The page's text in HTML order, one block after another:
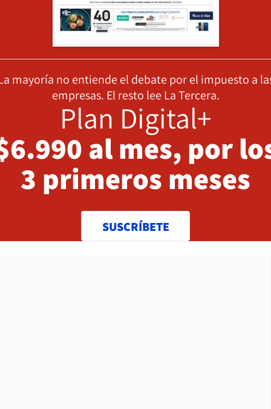
mayoría no entiende el debate por el impuesto a
empresas. El resto lee La Tercera.
Plan Digital+
al mes, por
3 primeros meses
SUSCRÍBETE